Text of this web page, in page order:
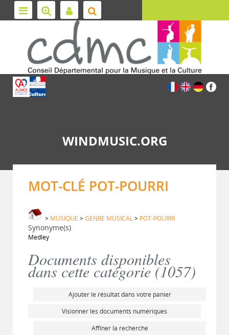
WINDMUSIC.ORG
MOT-CLÉ POT-POURRI
> MUSIQUE >GENRE MUSICAL> POT-POURRI
Synonyme(s)
Medley
Documents disponibles
dans cette catégorie (1057)
Ajouter le résultat dans votre panier
Visionner les documents numériques
Affiner la recherche